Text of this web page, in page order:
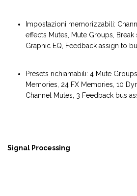
Impostazioni memorizzabili:
effects Mutes, Mute Groups, Break
Graphic EQ, Feedback assign to
Presets richiamabili: 4 Mute
Memories, 24 FX Memories, 10
Channel Mutes, 3 Feedback bus
Signal Processing